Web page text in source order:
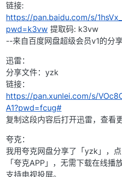
链接:
https://pan.baidu.com/s/
pwd=k3vw 提取码: k3vw
--来自百度网盘超级会员v1的分
迅雷：
分享文件：yzk
链接：
https://pan.xunlei.com/s/
A1?pwd=fcug#
复制这段内容后打开迅雷，查看
夸克：
我用夸克网盘分享了「yzk」，
「夸克APP」，无需下载在线播
支持电视投屏。